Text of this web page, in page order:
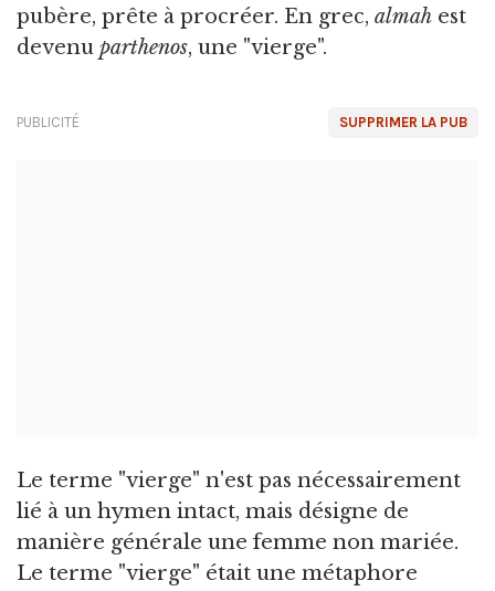
pubère, prête à procréer. En grec, almah est
devenu parthenos, une "vierge".
SUPPRIMER LA PUB
PUBLICITÉ
Le terme "vierge" n'est pas nécessairement
lié à un hymen intact, mais désigne de
manière générale une femme non mariée.
Le terme "vierge" était une métaphore